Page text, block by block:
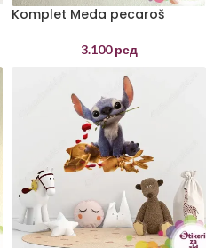
Komplet Meda pecaroš
3.100рсд